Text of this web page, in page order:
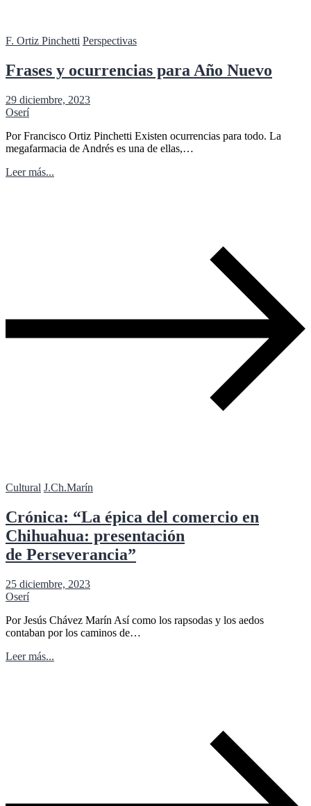
F. Ortiz Pinchetti Perspectivas
Frases y ocurrencias para Año Nuevo
29 diciembre, 2023
Oserí
Por Francisco Ortiz Pinchetti Existen ocurrencias para todo. La
megafarmacia de Andrés es una de ellas,…
Leer más...
Cultural J.Ch.Marín
Crónica: “La épica del comercio en
Chihuahua: presentación
de Perseverancia”
25 diciembre, 2023
Oserí
Por Jesús Chávez Marín Así como los rapsodas y los aedos
contaban por los caminos de…
Leer más...